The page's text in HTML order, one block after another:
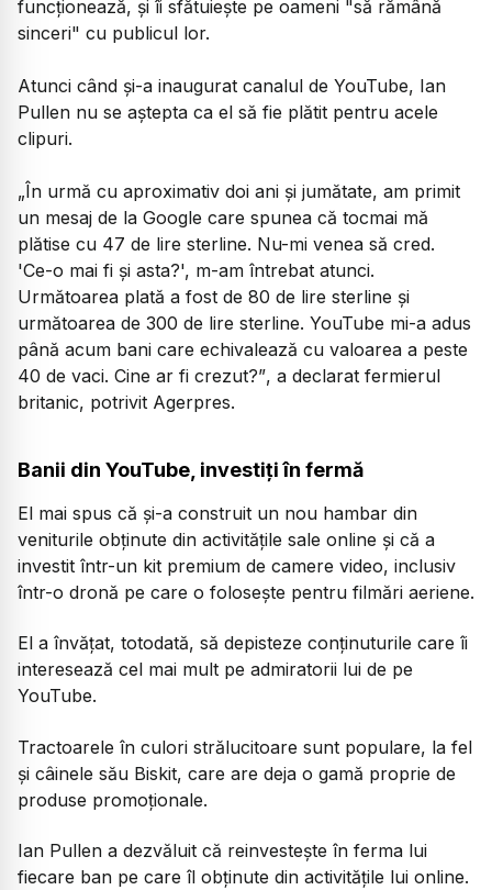
funcţionează, şi îi sfătuieşte pe oameni "să rămână
sinceri" cu publicul lor.
Atunci când şi-a inaugurat canalul de YouTube, Ian
Pullen nu se aştepta ca el să fie plătit pentru acele
clipuri.
„În urmă cu aproximativ doi ani şi jumătate, am primit
un mesaj de la Google care spunea că tocmai mă
plătise cu 47 de lire sterline. Nu-mi venea să cred.
'Ce-o mai fi şi asta?', m-am întrebat atunci.
Următoarea plată a fost de 80 de lire sterline şi
următoarea de 300 de lire sterline. YouTube mi-a adus
până acum bani care echivalează cu valoarea a peste
40 de vaci. Cine ar fi crezut?”, a declarat fermierul
britanic, potrivit Agerpres.
Banii din YouTube, investiți în fermă
El mai spus că şi-a construit un nou hambar din
veniturile obţinute din activităţile sale online şi că a
investit într-un kit premium de camere video, inclusiv
într-o dronă pe care o foloseşte pentru filmări aeriene.
El a învăţat, totodată, să depisteze conţinuturile care îi
interesează cel mai mult pe admiratorii lui de pe
YouTube.
Tractoarele în culori strălucitoare sunt populare, la fel
şi câinele său Biskit, care are deja o gamă proprie de
produse promoţionale.
Ian Pullen a dezvăluit că reinvesteşte în ferma lui
fiecare ban pe care îl obţinute din activităţile lui online.